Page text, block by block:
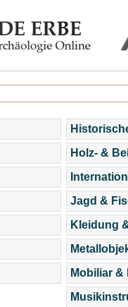
Holz- &
Jagd &
Kleidung
Mobiliar &